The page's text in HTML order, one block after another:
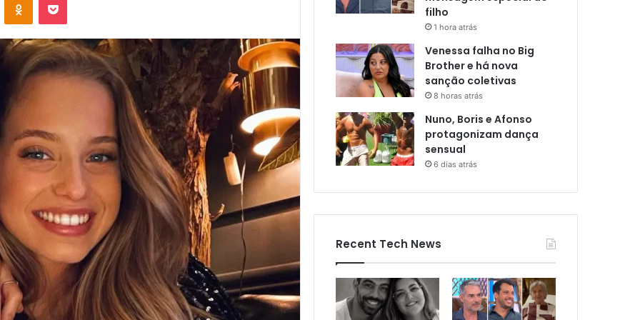
filho
1 hora atrás
Venessa falha no Big
Brother e há nova
sanção coletivas
8 horas atrás
Nuno, Boris e Afonso
protagonizam dança
sensual
6 dias atrás
Recent Tech News